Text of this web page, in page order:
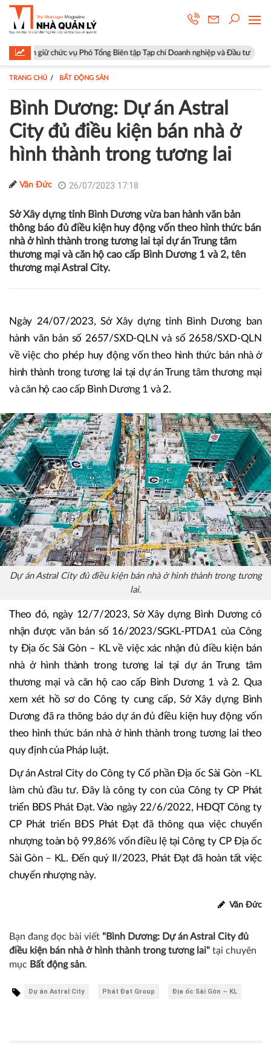
vụ Phó Tổng Biên tập Tạp chí Doanh nghiệp và Đầu tư Hà Nội:
TRANG CHỦ BẤT ĐỘNG SẢN
Bình Dương: Dự án Astral
City đủ điều kiện bán nhà ở
hình thành trong tương lai
Văn Đức 26/07/2023 17:18
Sở Xây dựng tỉnh Bình Dương vừa ban hành văn bản
thông báo đủ điều kiện huy động vốn theo hình thức bán
nhà ở hình thành trong tương lai tại dự án Trung tâm
thương mại và căn hộ cao cấp Bình Dương 1 và 2, tên
thương mại Astral City.
Ngày 24/07/2023, Sở Xây dựng tỉnh Bình Dương ban
hành văn bản số 2657/SXD-QLN và số 2658/SXD-QLN
về việc cho phép huy động vốn theo hình thức bán nhà ở
hình thành trong tương lai tại dự án Trung tâm thương mại
và căn hộ cao cấp Bình Dương 1 và 2.
Dự án Astral City đủ điều kiện bán nhà ở hình thành trong tương
lai.
Theo đó, ngày 12/7/2023, Sở Xây dựng Bình Dương có
nhận được văn bản số 16/2023/SGKL-PTDA1 của Công
ty Địa ốc Sài Gòn – KL về việc xác nhận đủ điều kiện bán
nhà ở hình thành trong tương lai tại dự án Trung tâm
thương mại và căn hộ cao cấp Bình Dương 1 và 2. Qua
xem xét hồ sơ do Công ty cung cấp, Sở Xây dựng Bình
Dương đã ra thông báo dự án đủ điều kiện huy động vốn
theo hình thức bán nhà ở hình thành trong tương lai theo
quy định của Pháp luật.
Dự án Astral City do Công ty Cổ phần Địa ốc Sài Gòn –KL
làm chủ đầu tư. Đây là công ty con của Công ty CP Phát
triển BĐS Phát Đạt. Vào ngày 22/6/2022, HĐQT Công ty
CP Phát triển BĐS Phát Đạt đã thông qua việc chuyển
nhượng toàn bộ 99,86% vốn điều lệ tại Công ty CP Địa ốc
Sài Gòn – KL. Đến quý II/2023, Phát Đạt đã hoàn tất việc
chuyển nhượng này.
Văn Đức
Bạn đang đọc bài viết "Bình Dương: Dự án Astral City đủ
điều kiện bán nhà ở hình thành trong tương lai" tại chuyên
mục Bất động sản.
Dự án Astral City Phát Đạt Group Địa ốc Sài Gòn – KL